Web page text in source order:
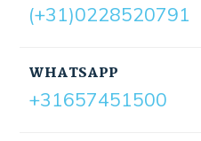
(+31)0228520791
WHATSAPP
+31657451500